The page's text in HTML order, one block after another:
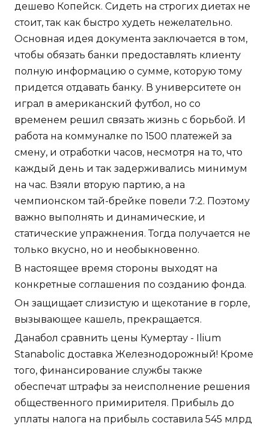
дешево Копейск. Сидеть на строгих диетах не
стоит, так как быстро худеть нежелательно.
Основная идея документа заключается в том,
чтобы обязать банки предоставлять клиенту
полную информацию о сумме, которую тому
придется отдавать банку. В университете он
играл в американский футбол, но со
временем решил связать жизнь с борьбой. И
работа на коммуналке по 1500 платежей за
смену, и отработки часов, несмотря на то, что
каждый день и так задерживались минимум
на час. Взяли вторую партию, а на
чемпионском тай-брейке повели 7:2. Поэтому
важно выполнять и динамические, и
статические упражнения. Тогда получается не
только вкусно, но и необыкновенно.
В настоящее время стороны выходят на
конкретные соглашения по созданию фонда.
Он защищает слизистую и щекотание в горле,
вызывающее кашель, прекращается.
Данабол сравнить цены Кумертау - Ilium
Stanabolic доставка Железнодорожный! Кроме
того, финансирование службы также
обеспечат штрафы за неисполнение решения
общественного примирителя. Прибыль до
уплаты налога на прибыль составила 545 млрд